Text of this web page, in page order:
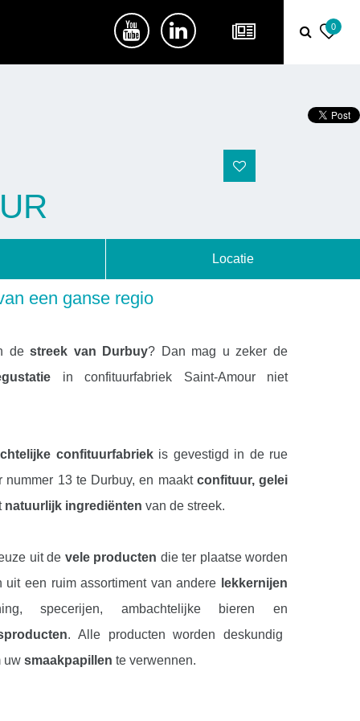
0
Locatie
een ganse regio
destreek van Durbuy? Dan mag u zeker de
in confituurfabriek Saint-Amour niet
confituurfabriekis gevestigd in de rue
nummer 13 te Durbuy, en maakt confituur, gelei
natuurlijk ingrediënten van de streek.
uit de vele producten die ter plaatse worden
uit een ruim assortiment van andere lekkernijen
specerijen, ambachtelijke bieren en
. Alle producten worden deskundig
uw smaakpapillen te verwennen.